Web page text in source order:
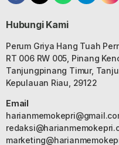
Hubungi Kami
Perum Griya Hang Tuah
RT 006 RW 005, Pinang
Tanjungpinang Timur,
Kepulauan Riau, 29122
Email